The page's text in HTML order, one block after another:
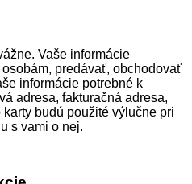
Vaše informácie
predávať, obchodovať
informácie potrebné k
adresa, fakturačná adresa,
budú použité výlučne pri
s vami o nej.